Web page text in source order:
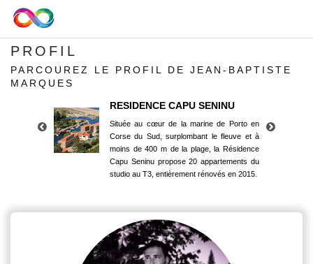
PROFIL
PARCOUREZ LE PROFIL DE JEAN-BAPTISTE
MARQUES
RESIDENCE CAPU SENINU
Située au cœur de la marine de Porto en
Corse du Sud, surplombant le fleuve et à
moins de 400 m de la plage, la Résidence
Capu Seninu propose 20 appartements du
studio au T3, entièrement rénovés en 2015.
Corse du Sud, surplombant le fleuve et à
moins de 400 m de la plage, la Résidence
Capu Seninu propose 20 appartements du
studio au T3, entièrement rénovés en 2015.